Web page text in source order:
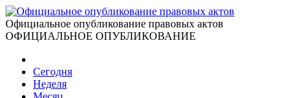
Официальное опубликование правовых актов
ОФИЦИАЛЬНОЕ ОПУБЛИКОВАНИЕ
Сегодня
Неделя